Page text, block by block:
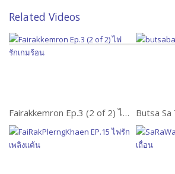
Related Videos
Fairakkemron Ep.3 (2 of 2) ไฟรักเกมร้อน